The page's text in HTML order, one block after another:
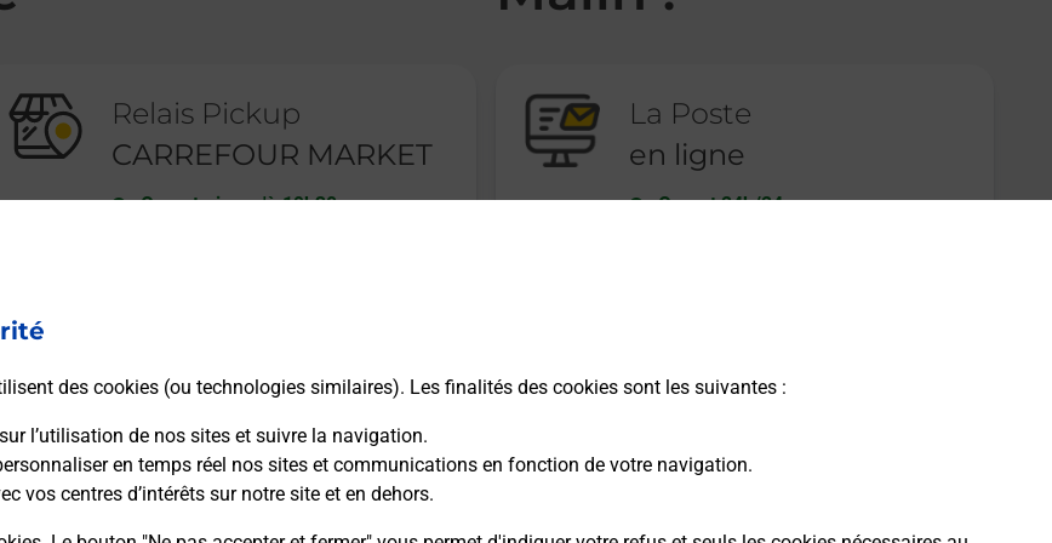
des cookies (ou technologies similaires). Les finalités des cookies sont les suivantes :
l’utilisation de nos sites et suivre la navigation.
en temps réel nos sites et communications en fonction de votre navigation.
vos centres d’intérêts sur notre site et en dehors.
Relais Pickup
CARREFOUR MARKET
Ouvert-jusqu'à 19h30
La Poste
en ligne
Ouvert 24h/24